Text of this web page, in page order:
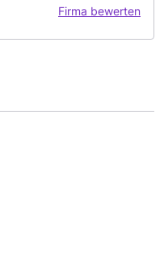
Firma bewerten